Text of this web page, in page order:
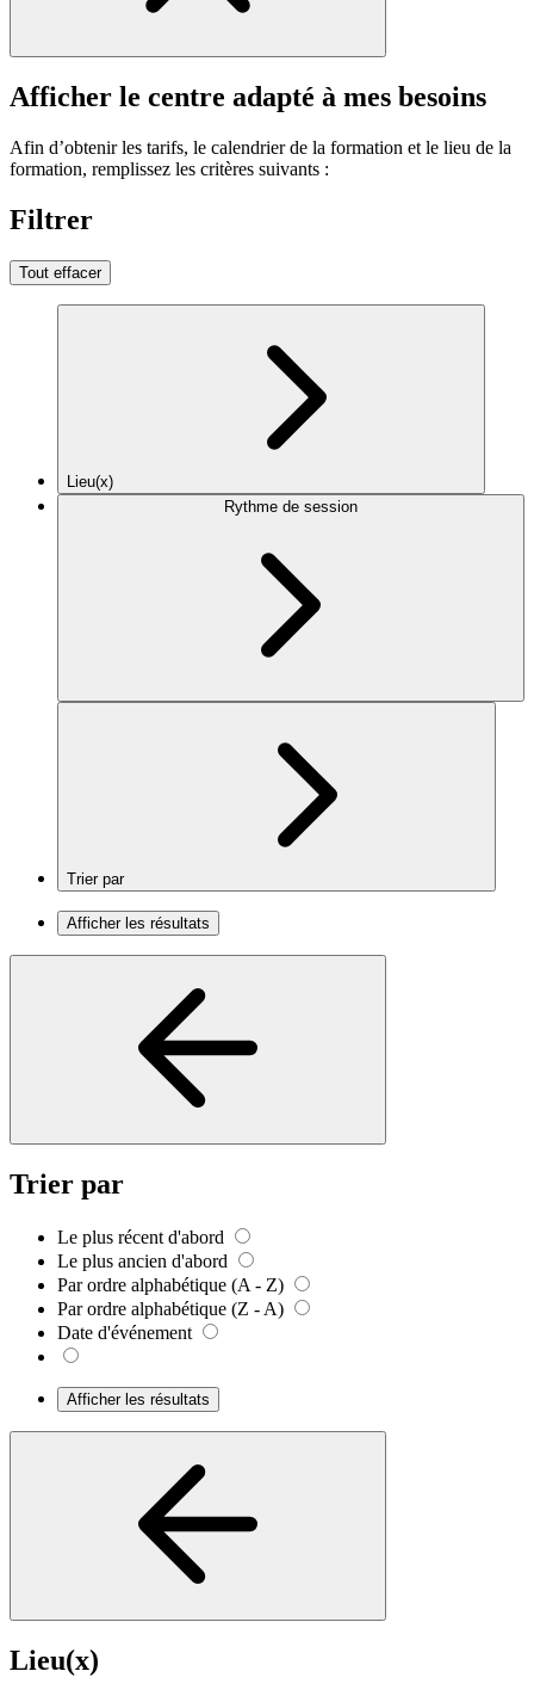
Afficher le centre adapté à mes besoins
Afin d’obtenir les tarifs, le calendrier de la formation et le lieu de la
formation, remplissez les critères suivants :
Filtrer
Tout effacer
Lieu(x)
Rythme de session
Trier par
Afficher les résultats
Trier par
Le plus récent d'abord
Le plus ancien d'abord
Par ordre alphabétique (A - Z)
Par ordre alphabétique (Z - A)
Date d'événement
Afficher les résultats
Lieu(x)